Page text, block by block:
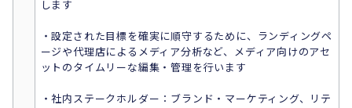
します
・設定された目標を確実に順守するために、ランディングペ
ージや代理店によるメディア分析など、メディア向けのアセ
ットのタイムリーな編集・管理を行います
・社内ステークホルダー：ブランド・マーケティング、リテ